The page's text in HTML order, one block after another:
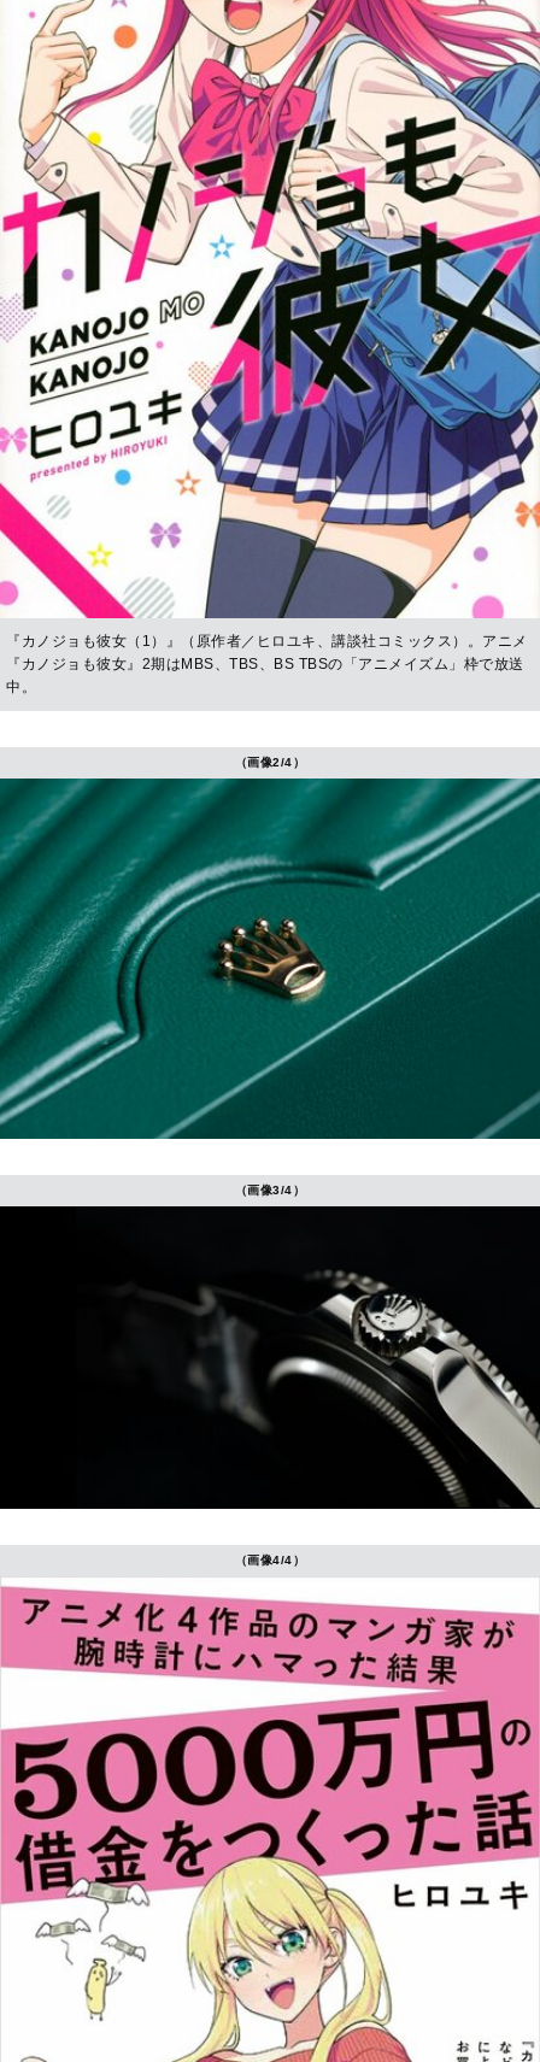
『カノジョも彼女（1）』（原作者／ヒロユキ、講談社コミックス）。アニメ
『カノジョも彼女』2期はMBS、TBS、BS TBSの「アニメイズム」枠で放送
中。
（画像2/4）
（画像3/4）
（画像4/4）